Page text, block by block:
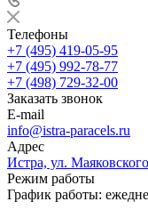
Телефоны
+7 (495) 419-05-95
+7 (495) 992-78-77
+7 (498) 729-32-00
Заказать звонок
E-mail
info@istra-paracels.ru
Адрес
Истра, ул.
Режим работы
График работы: